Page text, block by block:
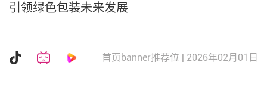
引领绿色包装未来发展
首页banner推荐位 | 2026年02月01日